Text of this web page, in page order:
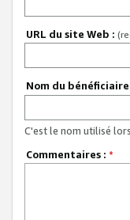
URL du site Web :
Nom du bénéficiaire
C'est le nom utilisé
Commentaires : *